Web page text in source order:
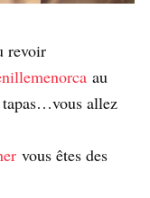
revoir
au
allez
vous êtes des